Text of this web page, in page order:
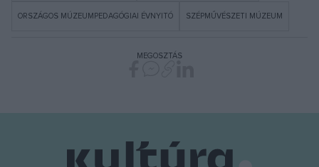
ORSZÁGOS MÚZEUMPEDAGÓGIAI ÉVNYITÓ SZÉPMŰVÉSZETI MÚZEUM
MEGOSZTÁS